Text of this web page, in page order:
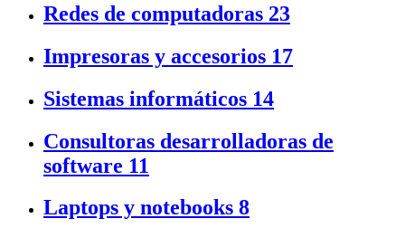
Redes de computadoras 23
Impresoras y accesorios 17
Sistemas informáticos 14
Consultoras desarrolladoras de
software 11
Laptops y notebooks 8